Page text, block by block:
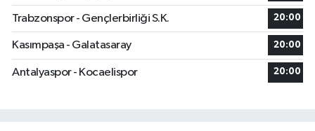
Trabzonspor - Gençlerbirliği S.K. 20:00
Kasımpaşa - Galatasaray 20:00
Antalyaspor - Kocaelispor 20:00